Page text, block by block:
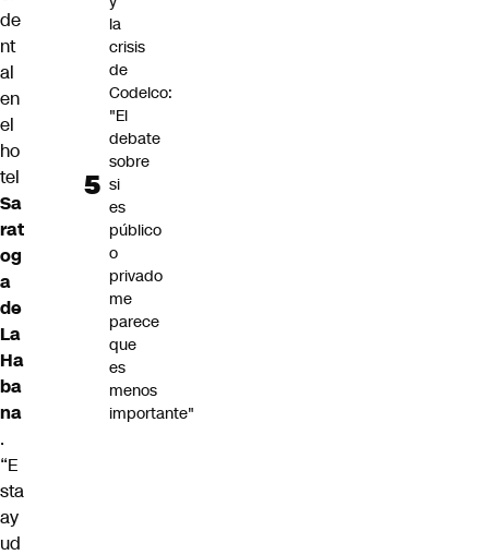
de
nt
al
en
el
ho
tel
Sa
rat
og
a
de
La
Ha
ba
na
.
“E
sta
ay
ud
la
crisis
de
Codelco:
"El
debate
sobre
si
es
público
o
privado
me
parece
que
es
menos
importante"